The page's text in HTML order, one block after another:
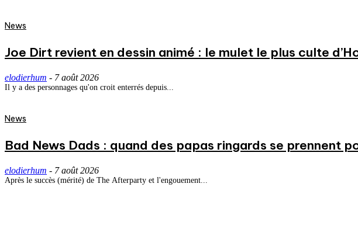
News
Joe Dirt revient en dessin animé : le mulet le plus culte
elodierhum - 7 août 2026
Il y a des personnages qu'on croit enterrés depuis...
News
Bad News Dads : quand des papas ringards se prennent
elodierhum - 7 août 2026
Après le succès (mérité) de The Afterparty et l'engouement...